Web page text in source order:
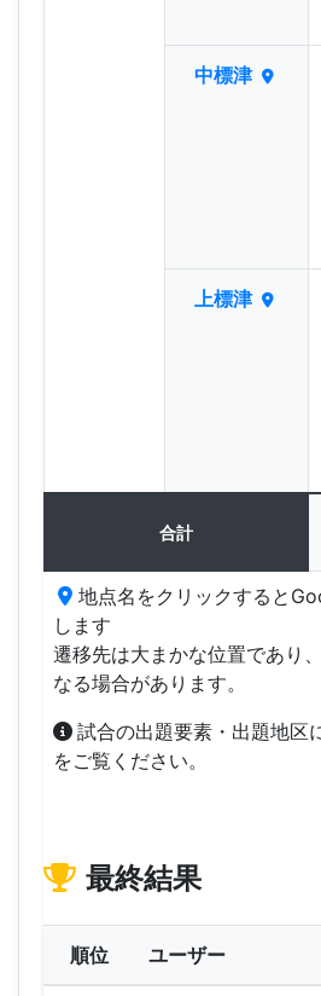
中標津
上標津
合計
地点名をクリックすると
します
遷移先は大まかな位置であり
なる場合があります。
試合の出題要素・出題地区
をご覧ください。
最終結果
順位 ユーザー